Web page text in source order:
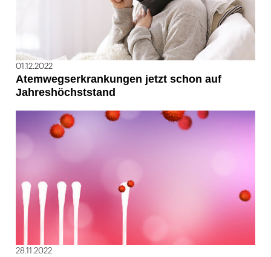
01.12.2022
Atemwegserkrankungen jetzt schon auf
Jahreshöchststand
28.11.2022